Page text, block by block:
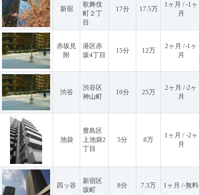
新宿
歌舞伎
町２丁
目
17分 17.5万
1ヶ月 / -1ヶ
月
赤坂見
附
港区赤
坂4丁目
15分 12万
2ヶ月 /-1ヶ
月
渋谷
渋谷区
神山町
10分 25万
2ヶ月 /-2ヶ
月
池袋
豊島区
上池袋2
丁目
5分 8万
1ヶ月 / -2ヶ
月
四ッ谷
新宿区
坂町
8分 7.3万 1ヶ月 /-無料